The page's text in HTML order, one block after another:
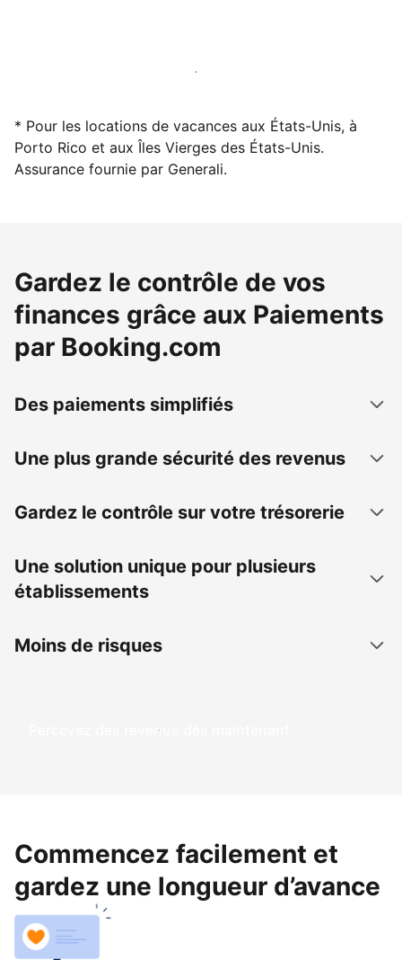
Accueillez des clients avec nous dès maintenant
* Pour les locations de vacances aux États-Unis, à
Porto Rico et aux Îles Vierges des États-Unis.
Assurance fournie par Generali.
Gardez le contrôle de vos
finances grâce aux Paiements
par Booking.com
Des paiements simplifiés
Une plus grande sécurité des revenus
Gardez le contrôle sur votre trésorerie
Une solution unique pour plusieurs
établissements
Moins de risques
Percevez des revenus dès maintenant
Commencez facilement et
gardez une longueur d’avance